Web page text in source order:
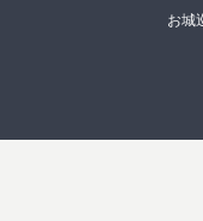
お城